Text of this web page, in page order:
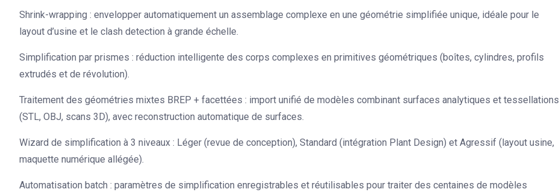
Shrink-wrapping : envelopper automatiquement un assemblage complexe en une géométrie simplifiée unique, idéale pour le
layout d’usine et le clash detection à grande échelle.
Simplification par prismes : réduction intelligente des corps complexes en primitives géométriques (boîtes, cylindres, profils
extrudés et de révolution).
Traitement des géométries mixtes BREP + facettées : import unifié de modèles combinant surfaces analytiques et tessellations
(STL, OBJ, scans 3D), avec reconstruction automatique de surfaces.
Wizard de simplification à 3 niveaux : Léger (revue de conception), Standard (intégration Plant Design) et Agressif (layout usine,
maquette numérique allégée).
Automatisation batch : paramètres de simplification enregistrables et réutilisables pour traiter des centaines de modèles